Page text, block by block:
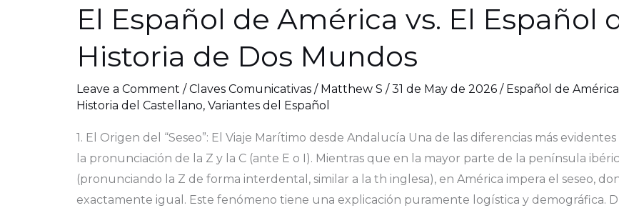
El Español de América vs. El Español
Historia de Dos Mundos
Leave a Comment /Claves Comunicativas/ Matthew S /31 de May de 2026 / Español de América
Historia del Castellano, Variantes del Español
1. El Origen del “Seseo”: El Viaje Marítimo desde Andalucía Una de las diferencias más
la pronunciación de la Z y la C (ante E o I). Mientras que en la mayor parte de la península
(pronunciando la Z de forma interdental, similar a la th inglesa), en América impera el seseo,
exactamente igual. Este fenómeno tiene una explicación puramente logística y demográfica.
El
Español
de
vs.
El
Español
de
España:
Una